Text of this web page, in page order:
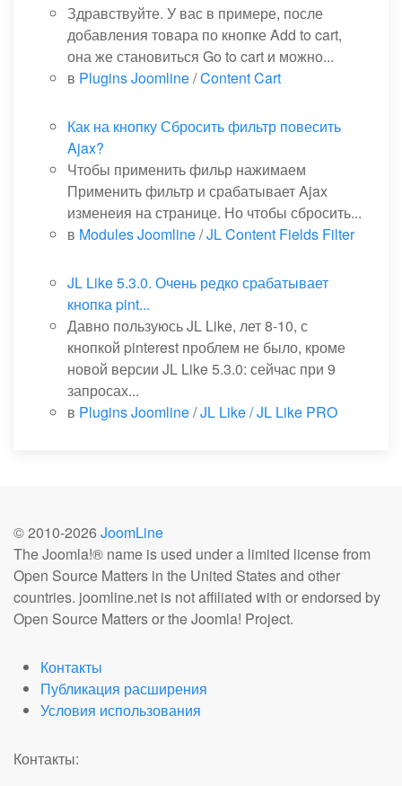
Здравствуйте. У вас в примере, после
добавления товара по кнопке Add to cart,
она же становиться Go to cart и можно...
в Plugins Joomline/Content Cart
Как на кнопку Сбросить фильтр повесить
Ajax?
Чтобы применить фильр нажимаем
Применить фильтр и срабатывает Ajax
изменеия на странице. Но чтобы сбросить...
в Modules Joomline/JL Content Fields Filter
JL Like 5.3.0. Очень редко срабатывает
кнопка pint...
Давно пользуюсь JL Like, лет 8-10, с
кнопкой pinterest проблем не было, кроме
новой версии JL Like 5.3.0: сейчас при 9
запросах...
в Plugins Joomline/JL Like / JL Like PRO
© 2010-2026 JoomLine
The Joomla!® name is used under a limited license from
Open Source Matters in the United States and other
countries. joomline.net is not affiliated with or endorsed by
Open Source Matters or the Joomla! Project.
Контакты
Публикация расширения
Условия использования
Контакты: